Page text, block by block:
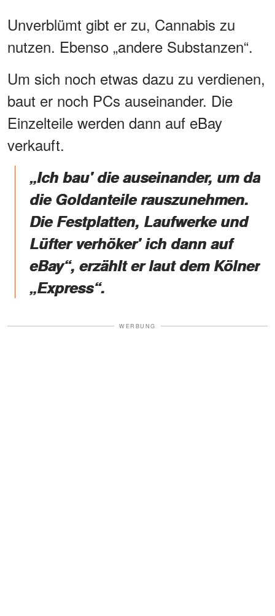
Unverblümt gibt er zu, Cannabis zu
nutzen. Ebenso „andere Substanzen“.
Um sich noch etwas dazu zu verdienen,
baut er noch PCs auseinander. Die
Einzelteile werden dann auf eBay
verkauft.
„Ich bau' die auseinander, um da
die Goldanteile rauszunehmen.
Die Festplatten, Laufwerke und
Lüfter verhöker' ich dann auf
eBay“, erzählt er laut dem Kölner
„Express“.
WERBUNG